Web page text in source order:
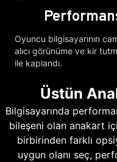
Oyuncu bilgisayarının
alıcı görünüme ve kir
ile kaplandı.
Üstün
Bilgisayarında
bileşeni olan anakart
birbirinden farklı
uygun olanı seç,